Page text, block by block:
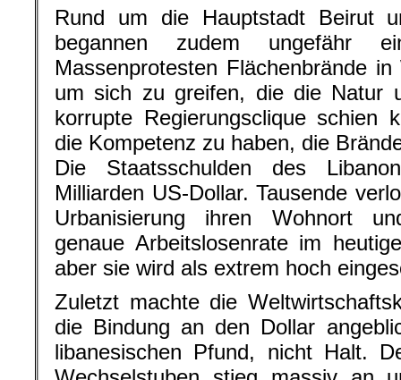
Rund um die Hauptstadt Beirut
begannen zudem ungefähr
Massenprotesten Flächenbrände
um sich zu greifen, die die Natur
korrupte Regierungsclique schien
die Kompetenz zu haben, die
Die Staatsschulden des
Milliarden US-Dollar. Tausende
Urbanisierung ihren Wohnort
genaue Arbeitslosenrate im
aber sie wird als extrem hoch
Zuletzt machte die
die Bindung an den Dollar
libanesischen Pfund, nicht Halt.